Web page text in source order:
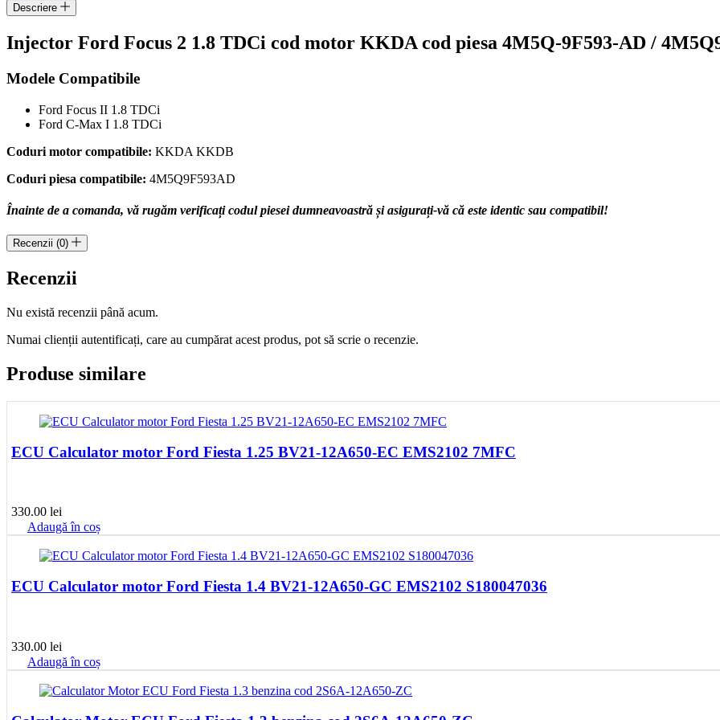
motor
cod
piesa
9F593-
Descriere
Injector Ford Focus 2 1.8 TDCi cod motor KKDA cod piesa 4M5Q-9F593-AD /
Modele Compatibile
Ford Focus II 1.8 TDCi
Ford C-Max I 1.8 TDCi
Coduri motor compatibile: KKDA KKDB
Coduri piesa compatibile: 4M5Q9F593AD
Înainte de a comanda, vă rugăm verificați codul piesei dumneavoastră și asigurați-vă că este identic sau compatibil!
Recenzii (0)
Recenzii
Nu există recenzii până acum.
Numai clienții autentificați, care au cumpărat acest produs, pot să scrie o recenzie.
Produse similare
ECU Calculator motor Ford Fiesta 1.25 BV21-12A650-EC EMS2102 7MFC
330.00 lei
Adaugă în coș
ECU Calculator motor Ford Fiesta 1.4 BV21-12A650-GC EMS2102 S180047036
330.00 lei
Adaugă în coș